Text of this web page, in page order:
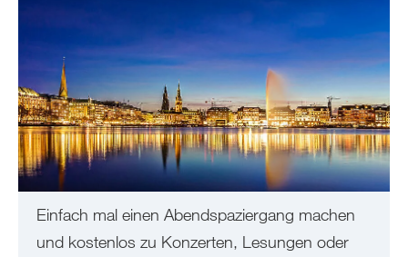
Einfach mal einen Abendspaziergang machen
und kostenlos zu Konzerten, Lesungen oder